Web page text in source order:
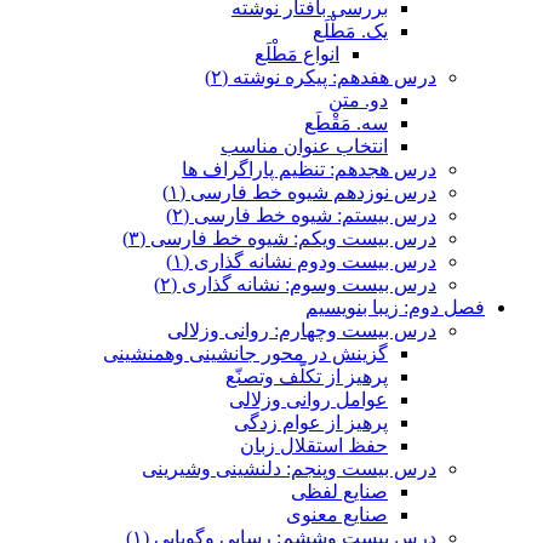
بررسی بافتار نوشته
یک. مَطْلَع
انواع مَطْلَع
درس هفدهم: پیکره نوشته (٢)
دو. متن
سه. مَقْطَع
انتخاب عنوان مناسب
درس هجدهم: تنظیم پاراگراف ها
درس نوزدهم شیوه خط فارسی (١)
درس بیستم: شیوه خط فارسی (٢)
درس بیست ویکم: شیوه خط فارسی (٣)
درس بيست ودوم نشانه گذاری (١)
درس بیست وسوم: نشانه گذاری (٢)
فصل دوم: زیبا بنویسیم
درس بيست وچهارم: روانی وزلالی
گزینش در محور جانشینی وهمنشینی
پرهیز از تکلّف وتصنّع
عوامل روانی وزلالی
پرهیز از عوام زدگی
حفظ استقلال زبان
درس بیست وپنجم: دلنشینی وشیرینی
صنایع لفظی
صنایع معنوی
درس بيست وششم: رسایی وگویایی (١)